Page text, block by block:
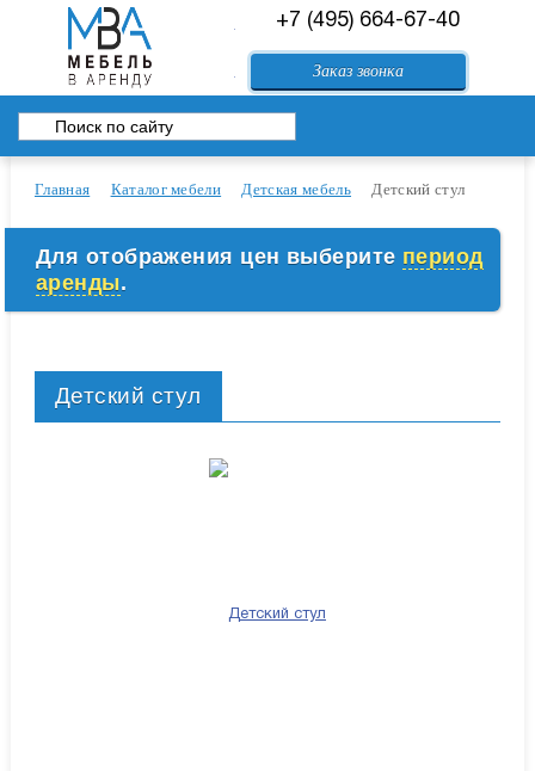
84994083557@mail.ru
Перейти в корзину
+7 (495) 664-67-40
Заказ звонка
Главная Каталог мебели Детская мебель Детский стул
Для отображения цен выберите период
аренды.
Детский стул